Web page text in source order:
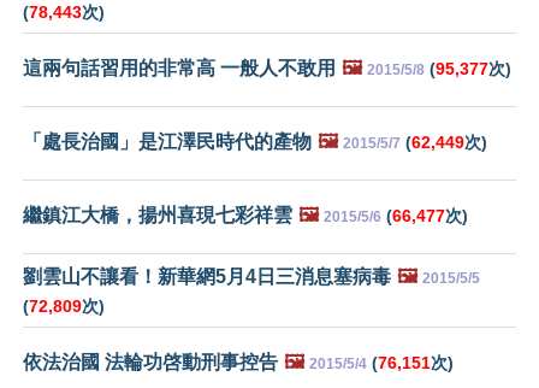
(78,443次)
這兩句話習用的非常高 一般人不敢用 🖼️ 2015/5/8 (95,377次)
「處長治國」是江澤民時代的產物 🖼️ 2015/5/7 (62,449次)
繼鎮江大橋，揚州喜現七彩祥雲 🖼️ 2015/5/6 (66,477次)
劉雲山不讓看！新華網5月4日三消息塞病毒 🖼️ 2015/5/5
(72,809次)
依法治國 法輪功啓動刑事控告 🖼️ 2015/5/4 (76,151次)